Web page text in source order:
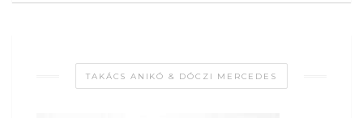
TAKÁCS ANIKÓ & DÓCZI MERCEDES